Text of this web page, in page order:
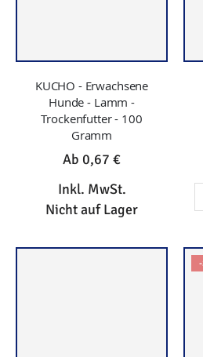
Inkl. MwSt.
Nicht auf Lager
KENNEL - Erwachsene
Hunde - Huhn -
Gramm